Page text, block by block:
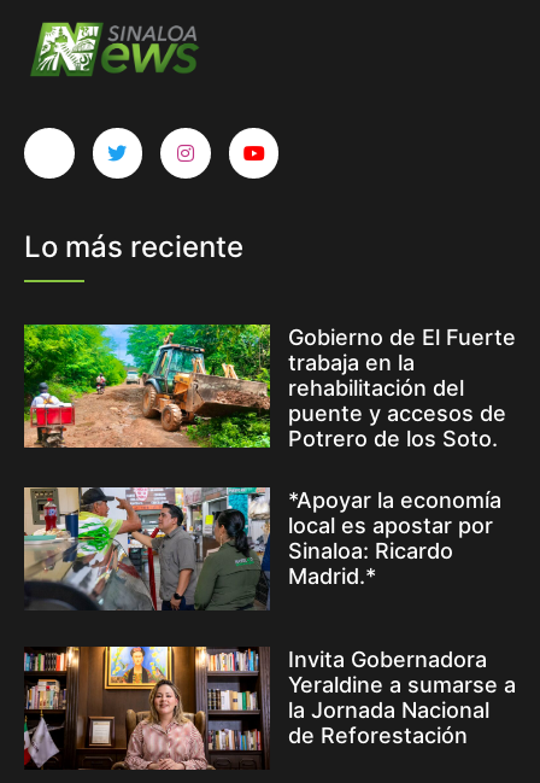
Lo más reciente
Gobierno de El Fuerte
trabaja en la
rehabilitación del
puente y accesos de
Potrero de los Soto.
*Apoyar la economía
local es apostar por
Sinaloa: Ricardo
Madrid.*
Invita Gobernadora
Yeraldine a sumarse a
la Jornada Nacional
de Reforestación